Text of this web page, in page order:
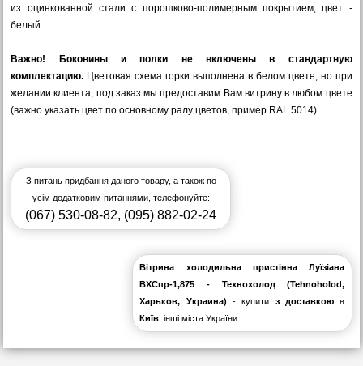
из оцинкованной стали с порошково-полимерным покрытием, цвет -
белый.
Важно! Боковины и полки не включены в стандартную
комплектацию. Цветовая схема горки выполнена в белом цвете, но при
желании клиента, под заказ мы предоставим Вам витрину в любом цвете
(важно указать цвет по основному ралу цветов, пример RAL 5014).
З питань придбання даного товару, а також по
усім додатковим питаннями, телефонуйте:
(067) 530-08-82, (095) 882-02-24
Вітрина холодильна пристінна Луїзіана
ВХСпр-1,875 - Технохолод (Tehnoholod,
Харьков, Украина)- купити з доставкоюв
Київ , інші міста України.